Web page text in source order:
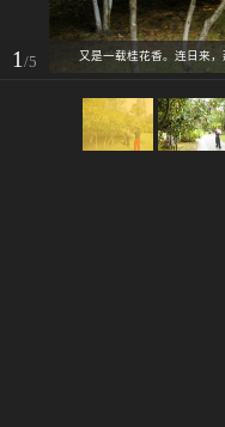
1/5 又是一载桂花香。连日来